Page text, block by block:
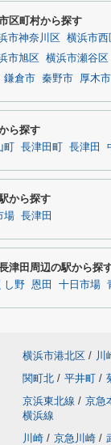
区町村から探す
市神奈川区 横浜市西
市旭区 横浜市瀬谷区
鎌倉市 秦野市 厚木市
ら探す
長津田町 長津田
から探す
場 長津田
津田周辺の駅から探
し野 恩田 十日市場
横浜市港北区 / 川
関町北 / 平井町 /
京浜東北線 / 京急
横浜線
川崎 / 京急川崎 /